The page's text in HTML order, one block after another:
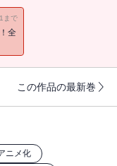
まで
全
この作品の最新巻
ニメ化